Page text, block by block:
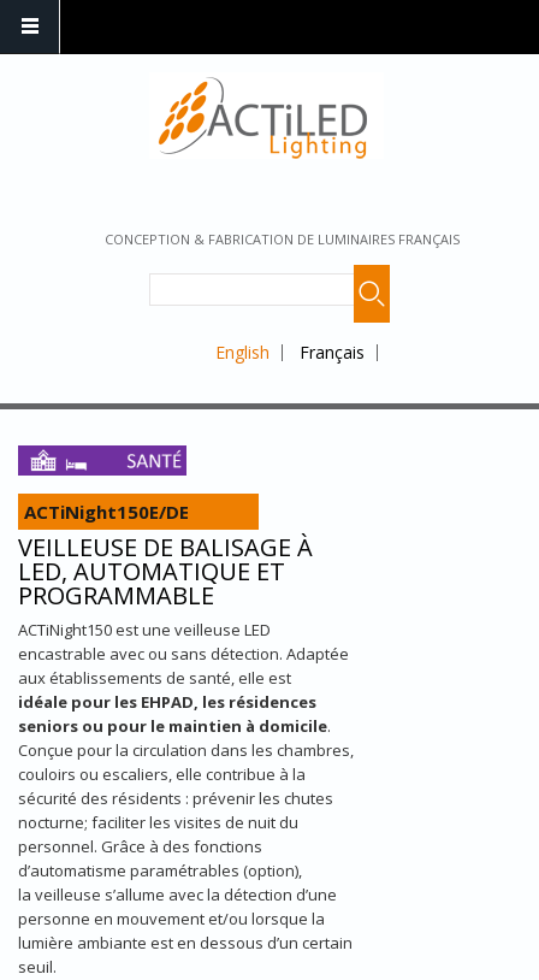
CONCEPTION & FABRICATION DE LUMINAIRES FRANÇAIS
English Français
ACTiNight150E/DE
VEILLEUSE DE BALISAGE À
LED, AUTOMATIQUE ET
PROGRAMMABLE
ACTiNight150 est une veilleuse LED
encastrable avec ou sans détection. Adaptée
aux établissements de santé, eIle est
idéale pour les EHPAD, les résidences
seniors ou pour le maintien à domicile.
Conçue pour la circulation dans les chambres,
couloirs ou escaliers, elle contribue à la
sécurité des résidents : prévenir les chutes
nocturne; faciliter les visites de nuit du
personnel. Grâce à des fonctions
d’automatisme paramétrables (option),
la veilleuse s’allume avec la détection d’une
personne en mouvement et/ou lorsque la
lumière ambiante est en dessous d’un certain
seuil.